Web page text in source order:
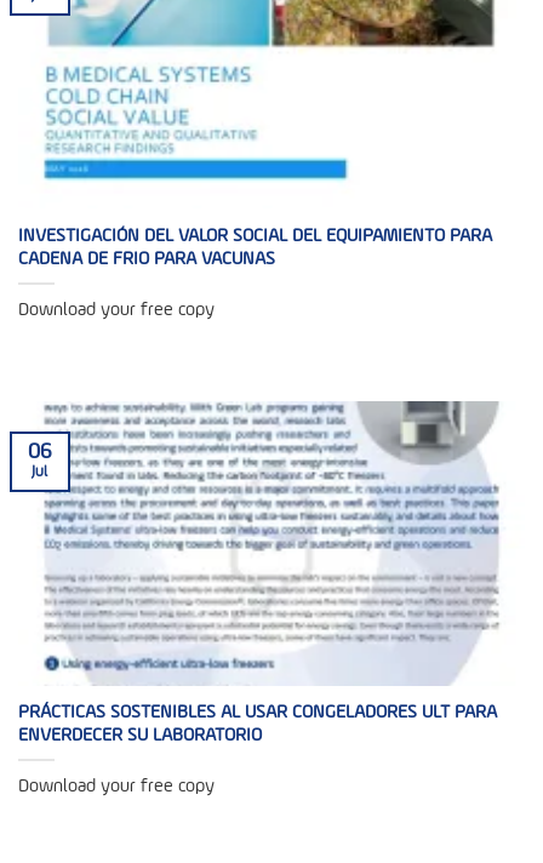
INVESTIGACIÓN DEL VALOR SOCIAL DEL EQUIPAMIENTO PARA
CADENA DE FRIO PARA VACUNAS
Download your free copy
PRÁCTICAS SOSTENIBLES AL USAR CONGELADORES ULT PARA
ENVERDECER SU LABORATORIO
Download your free copy
06
Jul